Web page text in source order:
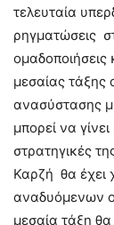
τελευταία
ρηγματώσεις
μεσαίας τάξης
ανασύστασης
μπορεί να
στρατηγικές
Καρζή θα έχει
αναδυόμενων
μεσαία τάξη